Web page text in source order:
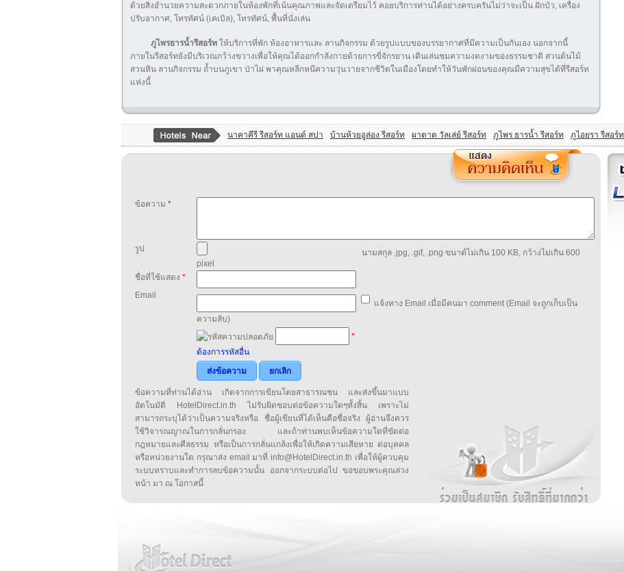
ด้วยสิ่งอำนวยความสะดวกภายในห้องพักที่เน้นคุณภาพและจัดเตรียมไว้ คอยบริการท่านได้อย่างครบครันไม่ว่าจะเป็น ฝักบัว, เครื่อง
ปรับอากาศ, โทรทัศน์ (เคเบิล), โทรทัศน์, พื้นที่นั่งเล่น
ภูไพรธารน้ำรีสอร์ท ให้บริการที่พัก ห้องอาหารและ ลานกิจกรรม ด้วยรูปแบบของบรรยากาศที่มีความเป็นกันเอง นอกจากนี้
ภายในรีสอร์ทยังมีบริเวณกว้างขวางเพื่อให้คุณได้ออกกำลังกายด้วยการขี่จักรยาน เดินเล่นชมความงดงามของธรรมชาติ สวนต้นไม้
สวนหิน ลานกิจกรรม ถ้ำบนภูเขา ป่าไผ่ พาคุณหลีกหนีความวุ่นวายจากชีวิตในเมืองโดยทำให้วันพักผ่อนของคุณมีความสุขได้ที่รีสอร์ท
แห่งนี้
นาคาคีรี รีสอร์ท แอนด์ สปา บ้านห้วยอูล่อง รีสอร์ท ผาตาด วัลเล่ย์ รีสอร์ท ภูไพร ธารน้ำ รีสอร์ท ภูไอยรา รีสอร์ท
ข้อความ *
รูป
นามสกุล .jpg, .gif, .png ขนาด์ไม่เกิน 100 KB, กว้างไม่เกิน 600
pixel
ชื่อที่ใช้แสดง *
Email
แจ้งทาง Email เมื่อมีคนมา comment (Email จะถูกเก็บเป็น
ความลับ)
*
ต้องการรหัสอื่น
ส่งข้อความ
ยกเลิก
ข้อความที่ท่านได้อ่าน เกิดจากการเขียนโดยสาธารณชน และส่งขึ้นมาแบบ
อัตโนมัติ HotelDirect.in.th ไม่รับผิดชอบต่อข้อความใดๆทั้งสิ้น เพราะไม่
สามารถระบุได้ว่าเป็นความจริงหรือ ชื่อผู้เขียนที่ได้เห็นคือชื่อจริง ผู้อ่านจึงควร
ใช้วิจารณญาณในการกลั่นกรอง และถ้าท่านพบเห็นข้อความใดที่ขัดต่อ
กฎหมายและศีลธรรม หรือเป็นการกลั่นแกล้งเพื่อให้เกิดความเสียหาย ต่อบุคคล
หรือหน่วยงานใด กรุณาส่ง email มาที่ info@HotelDirect.in.th เพื่อให้ผู้ควบคุม
ระบบทราบและทำการลบข้อความนั้น ออกจากระบบต่อไป ขอขอบพระคุณล่วง
หน้า มา ณ โอกาสนี้